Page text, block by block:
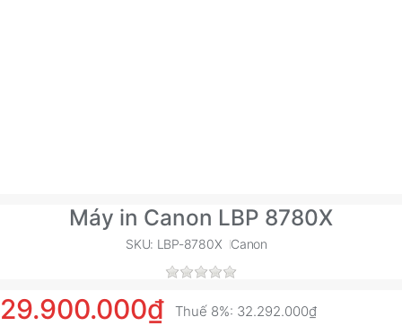
Máy in Canon LBP 8780X
SKU: LBP-8780X Canon
29.900.000₫ Thuế 8%: 32.292.000₫